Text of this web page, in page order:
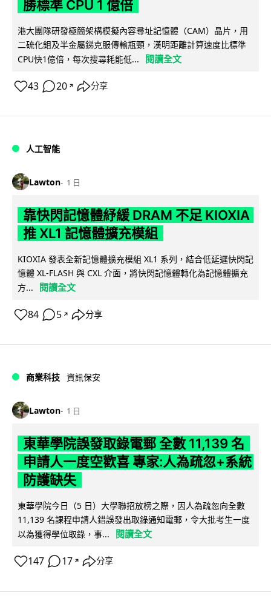
勝標準 CPU 1 億倍
港大團隊研發極簡架構模擬內容尋址記憶體（CAM）晶片，用
二硫化鉬及半金屬銻克服傳輸瓶頸，漢明距離計算速度比標準
CPU快1億倍，每次搜尋耗能低...
閱讀全文
43 20 ↗ 分享
人工智能
Lawton 1 日
靠快閃記憶體紓緩 DRAM 不足 KIOXIA
推 XL1 記憶體擴充模組
KIOXIA 發表全新記憶體擴充模組 XL1 系列，結合低延遲快閃記
憶體 XL-FLASH 與 CXL 介面，將快閃記憶體轉化為記憶體擴充
方...
閱讀全文
84 5 ↗ 分享
商業科技 資訊保安
Lawton 1 日
東華學院誤發取錄電郵 全數 11,139 名
申請人一度空歡喜 專家:人為疏忽+系統
防護缺失
東華學院今日（5 日）大學聯招放榜之際，因人為疏忽向全數
11,139 名課程申請人錯誤發出取錄通知電郵，令大批考生一度
以為獲得學位取錄，事...
閱讀全文
147 17 ↗ 分享